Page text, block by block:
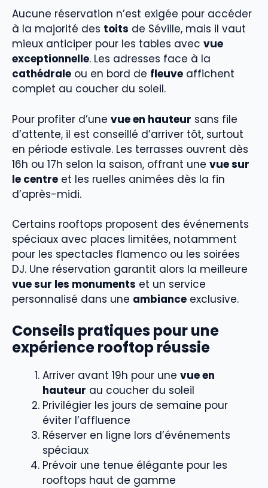
Aucune réservation n’est exigée pour accéder
à la majorité des toits de Séville, mais il vaut
mieux anticiper pour les tables avec vue
exceptionnelle. Les adresses face à la
cathédrale ou en bord de fleuve affichent
complet au coucher du soleil.
Pour profiter d’une vue en hauteur sans file
d’attente, il est conseillé d’arriver tôt, surtout
en période estivale. Les terrasses ouvrent dès
16h ou 17h selon la saison, offrant une vue sur
le centre et les ruelles animées dès la fin
d’après-midi.
Certains rooftops proposent des événements
spéciaux avec places limitées, notamment
pour les spectacles flamenco ou les soirées
DJ. Une réservation garantit alors la meilleure
vue sur les monuments et un service
personnalisé dans une ambiance exclusive.
Conseils pratiques pour une
expérience rooftop réussie
Arriver avant 19h pour une vue en
hauteur au coucher du soleil
Privilégier les jours de semaine pour
éviter l’affluence
Réserver en ligne lors d’événements
spéciaux
Prévoir une tenue élégante pour les
rooftops haut de gamme